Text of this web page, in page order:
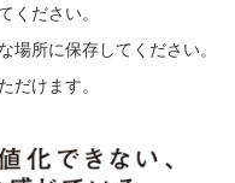
ください。
場所に保存してください。
だけます。